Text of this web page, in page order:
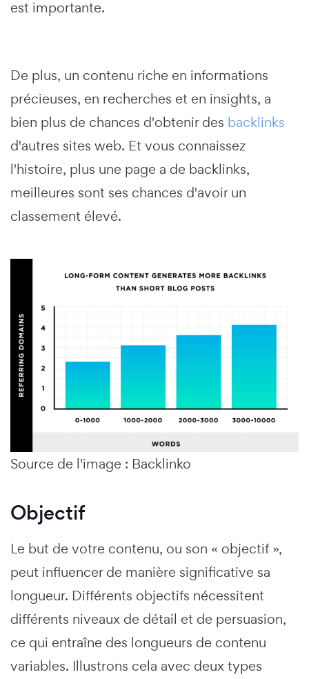
est importante.
De plus, un contenu riche en informations
précieuses, en recherches et en insights, a
bien plus de chances d'obtenir des backlinks
d'autres sites web. Et vous connaissez
l'histoire, plus une page a de backlinks,
meilleures sont ses chances d'avoir un
classement élevé.
Source de l'image : Backlinko
Objectif
Le but de votre contenu, ou son « objectif »,
peut influencer de manière significative sa
longueur. Différents objectifs nécessitent
différents niveaux de détail et de persuasion,
ce qui entraîne des longueurs de contenu
variables. Illustrons cela avec deux types